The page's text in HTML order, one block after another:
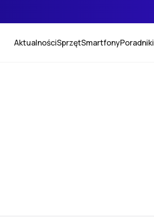
AktualnościSprzętSmartfonyPoradniki